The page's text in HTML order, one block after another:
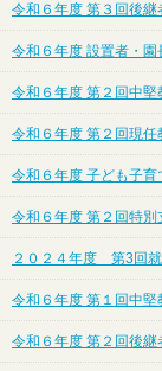
令和６年度 第３回後
令和６年度 設置者・園
令和６年度 第２回中
令和６年度 第２回現任
令和６年度 子ども子
令和６年度 第２回特別
２０２４年度 第3回
令和６年度 第１回中堅
令和６年度 第２回後